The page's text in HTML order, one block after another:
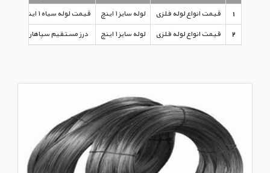
1
قیمت انواع لوله فلزی لوله سایز ۱ اینچ
قیمت لوله سیاه ۱ اینچ گاز کشی
2
قیمت انواع لوله فلزی لوله سایز ۱ اینچ درز مستقیم سپاهان اصفهان